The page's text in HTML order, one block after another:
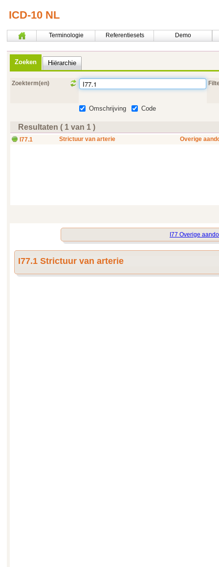
ICD-10 NL
Terminologie Referentiesets Demo
Zoeken Hiërarchie
Zoekterm(en)
Omschrijving Code
Resultaten ( 1 van 1 )
I77.1 Strictuur van arterie Overige